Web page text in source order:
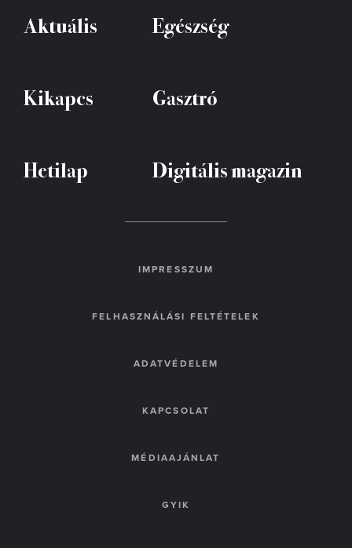
Aktuális Egészség
Kikapcs Gasztró
Hetilap Digitális magazin
IMPRESSZUM
FELHASZNÁLÁSI FELTÉTELEK
ADATVÉDELEM
KAPCSOLAT
MÉDIAAJÁNLAT
GYIK